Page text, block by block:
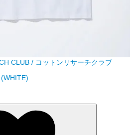
CLUB / コットンリサーチクラブ